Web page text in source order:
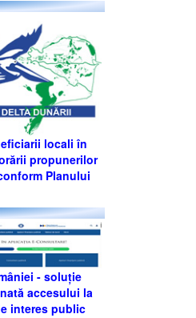
locali în
propunerilor
Planului
- soluție
accesului la
interes public